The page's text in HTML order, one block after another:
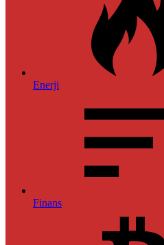
Enerji
Finans